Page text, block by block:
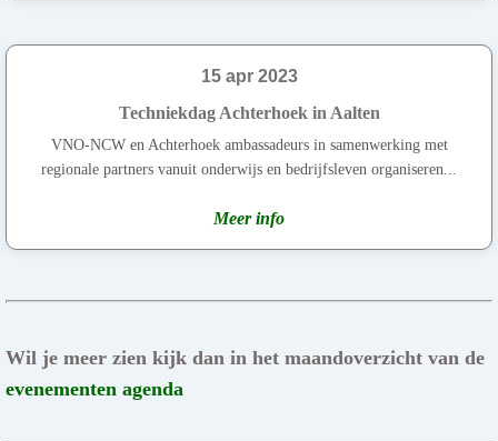
15 apr 2023
Techniekdag Achterhoek in Aalten
VNO-NCW en Achterhoek ambassadeurs in samenwerking met
regionale partners vanuit onderwijs en bedrijfsleven organiseren...
Meer info
Wil je meer zien kijk dan in het maandoverzicht van de
evenementen agenda